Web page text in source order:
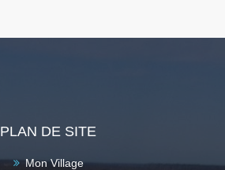
PLAN DE SITE
Mon Village